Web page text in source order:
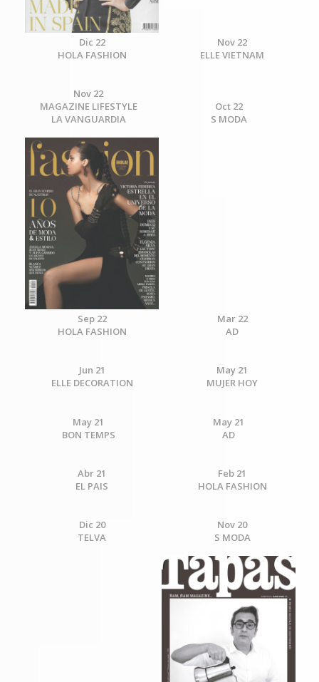
Dic 22
HOLA FASHION
Nov 22
ELLE VIETNAM
Nov 22
MAGAZINE LIFESTYLE
LA VANGUARDIA
Oct 22
S MODA
Sep 22
HOLA FASHION
Mar 22
AD
Jun 21
ELLE DECORATION
May 21
MUJER HOY
May 21
BON TEMPS
May 21
AD
Abr 21
EL PAIS
Feb 21
HOLA FASHION
Dic 20
TELVA
Nov 20
S MODA